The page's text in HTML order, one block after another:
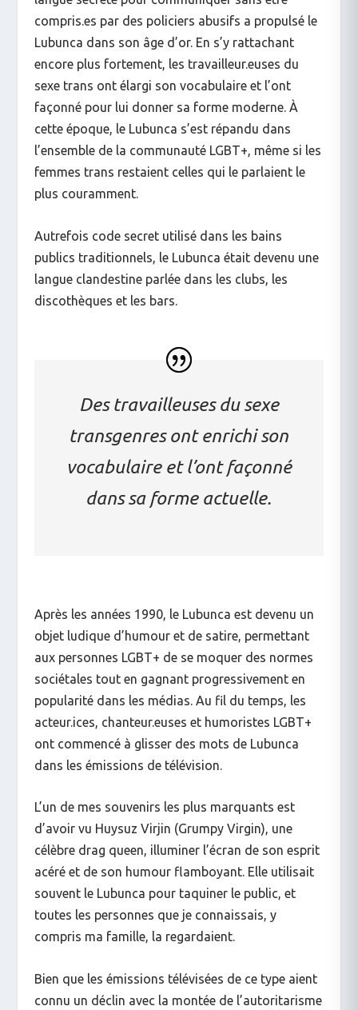
compris.es par des policiers abusifs a propulsé le
Lubunca dans son âge d’or. En s’y rattachant
encore plus fortement, les travailleur.euses du
sexe trans ont élargi son vocabulaire et l’ont
façonné pour lui donner sa forme moderne. À
cette époque, le Lubunca s’est répandu dans
l’ensemble de la communauté LGBT+, même si les
femmes trans restaient celles qui le parlaient le
plus couramment.
Autrefois code secret utilisé dans les bains
publics traditionnels, le Lubunca était devenu une
langue clandestine parlée dans les clubs, les
discothèques et les bars.
Des travailleuses du sexe
transgenres ont enrichi son
vocabulaire et l’ont façonné
dans sa forme actuelle.
Après les années 1990, le Lubunca est devenu un
objet ludique d’humour et de satire, permettant
aux personnes LGBT+ de se moquer des normes
sociétales tout en gagnant progressivement en
popularité dans les médias. Au fil du temps, les
acteur.ices, chanteur.euses et humoristes LGBT+
ont commencé à glisser des mots de Lubunca
dans les émissions de télévision.
L’un de mes souvenirs les plus marquants est
d’avoir vu Huysuz Virjin (Grumpy Virgin), une
célèbre drag queen, illuminer l’écran de son esprit
acéré et de son humour flamboyant. Elle utilisait
souvent le Lubunca pour taquiner le public, et
toutes les personnes que je connaissais, y
compris ma famille, la regardaient.
Bien que les émissions télévisées de ce type aient
connu un déclin avec la montée de l’autoritarisme